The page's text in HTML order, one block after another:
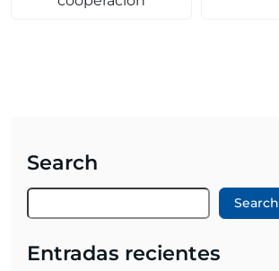
Search
Search
Entradas recientes